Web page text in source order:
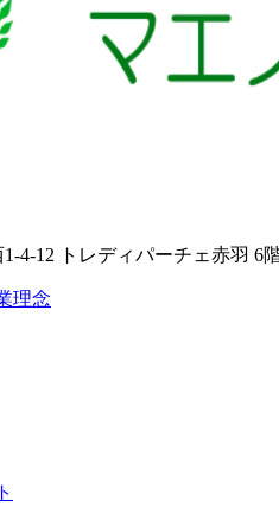
4-12 トレディパーチェ赤羽 6
理念